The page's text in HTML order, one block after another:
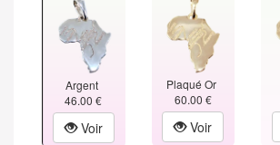
Argent
46.00 €
Voir
Plaqué Or
60.00 €
Voir